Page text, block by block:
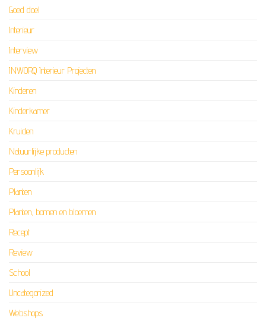
Goed doel
Interieur
Interview
INWORQ Interieur Projecten
Kinderen
Kinderkamer
Kruiden
Natuurlijke producten
Persoonlijk
Planten
Planten, bomen en bloemen
Recept
Review
School
Uncategorized
Webshops